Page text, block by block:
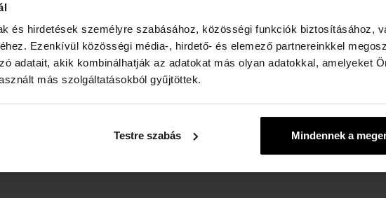
és hirdetések személyre szabásához, közösségi funkciók biztosításához,
Ezenkívül közösségi média-, hirdető- és elemező partnereinkkel
adatait, akik kombinálhatják az adatokat más olyan adatokkal, amelyeket
más szolgáltatásokból gyűjtöttek.
Testre szabás Mindennek a